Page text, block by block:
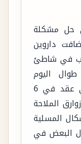
حل مشكلة
1974 ، استضافت داروين
في شاطئ
اليوم
(beercanregatta.org.au) ، الذي عقد في 6
الملاحة
المسلية
البعض في